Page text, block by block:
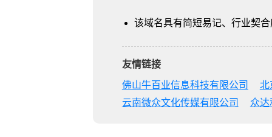
该域名具有简短易记、行业契
友情链接
佛山牛百业信息科技有限公司
北
云南微众文化传媒有限公司
众达